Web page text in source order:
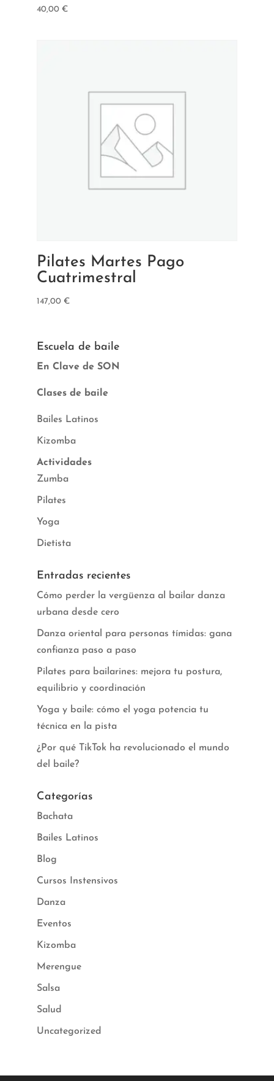
40,00 €
Pilates Martes Pago
Cuatrimestral
147,00 €
Escuela de baile
En Clave de SON
Clases de baile
Bailes Latinos
Kizomba
Actividades
Zumba
Pilates
Yoga
Dietista
Entradas recientes
Cómo perder la vergüenza al bailar danza
urbana desde cero
Danza oriental para personas tímidas: gana
confianza paso a paso
Pilates para bailarines: mejora tu postura,
equilibrio y coordinación
Yoga y baile: cómo el yoga potencia tu
técnica en la pista
¿Por qué TikTok ha revolucionado el mundo
del baile?
Categorías
Bachata
Bailes Latinos
Blog
Cursos Instensivos
Danza
Eventos
Kizomba
Merengue
Salsa
Salud
Uncategorized